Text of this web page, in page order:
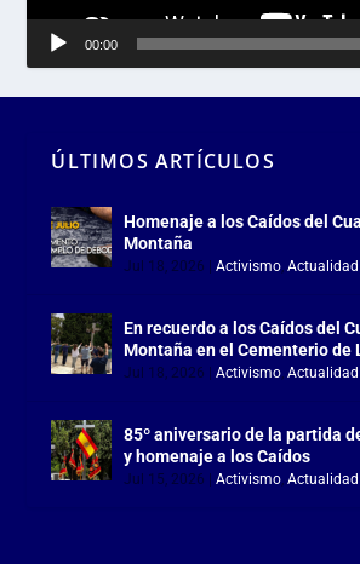
00:00
ÚLTIMOS ARTÍCULOS
Homenaje a los Caídos del
Montaña
Jul 18, 2026 |Activismo ,Actualidad
En recuerdo a los Caídos del
Montaña en el Cementerio de
Jul 18, 2026 |Activismo ,Actualidad
85º aniversario de la partida
y homenaje a los Caídos
Jul 15, 2026 |Activismo ,Actualidad